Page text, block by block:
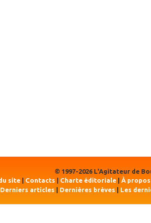
© 1997-2026 L'Agitateur de
site Contacts Charte éditoriale À
Derniers articles | Dernières brèves | Les